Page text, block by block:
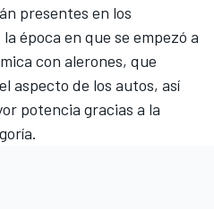
presentes en los
época en que se empezó a
con alerones, que
aspecto de los autos, así
potencia gracias a la